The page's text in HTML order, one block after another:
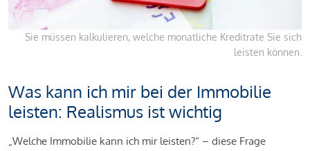
Sie müssen kalkulieren, welche monatliche Kreditrate Sie sich
leisten können.
Was kann ich mir bei der Immobilie
leisten: Realismus ist wichtig
„Welche Immobilie kann ich mir leisten?“ – diese Frage